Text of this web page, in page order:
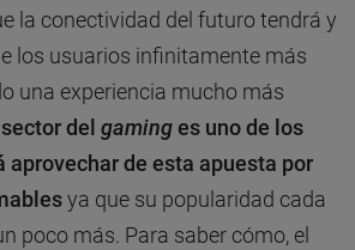
la conectividad del futuro tendrá y
los usuarios infinitamente más
una experiencia mucho más
del gaminges uno de los
aprovechar de esta apuesta por
ya que su popularidad cada
poco más. Para saber cómo, el